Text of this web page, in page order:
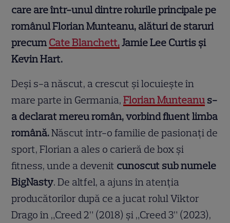
care are într-unul dintre rolurile principale pe
românul Florian Munteanu, alături de staruri
precum Cate Blanchett,Jamie Lee Curtis și
Kevin Hart.
Deși s-a născut, a crescut și locuiește în
mare parte in Germania,Florian Munteanu s-
a declarat mereu român, vorbind fluent limba
română.Născut într-o familie de pasionați de
sport, Florian a ales o carieră de box și
fitness, unde a devenit cunoscut sub numele
BigNasty. De altfel, a ajuns în atenția
producătorilor după ce a jucat rolul Viktor
Drago în „Creed 2” (2018) și „Creed 3” (2023),